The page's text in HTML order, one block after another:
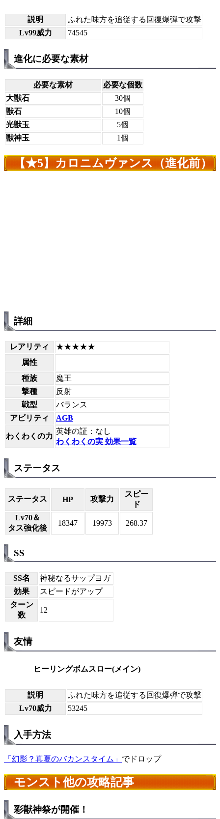
説明
ふれた味方を追従する回復爆弾で攻撃
Lv99威力
74545
進化に必要な素材
必要な素材
必要な個数
大獣石
30個
獣石
10個
光獣玉
5個
獣神玉
1個
【★5】カロニムヴァンス（進化前）
詳細
レアリティ
★★★★★
属性
種族
魔王
撃種
反射
戦型
バランス
アビリティ
AGB
わくわくの力
英雄の証：なし
わくわくの実 効果一覧
ステータス
ステータス HP 攻撃力
スピー
ド
Lv70＆
タス強化後
18347 19973 268.37
SS
SS名
神秘なるサップヨガ
効果
スピードがアップ
ターン
数
12
友情
ヒーリングボムスロー(メイン)
説明
ふれた味方を追従する回復爆弾で攻撃
Lv70威力
53245
入手方法
「幻影？真夏のバカンスタイム」 でドロップ
モンスト他の攻略記事
彩獣神祭が開催！